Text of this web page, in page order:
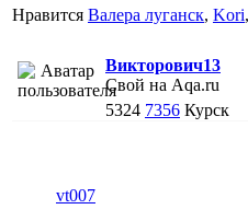
Нравится Валера луганск, Kori,
Викторович13
Свой на Aqa.ru
5324 7356 Курск
vt007